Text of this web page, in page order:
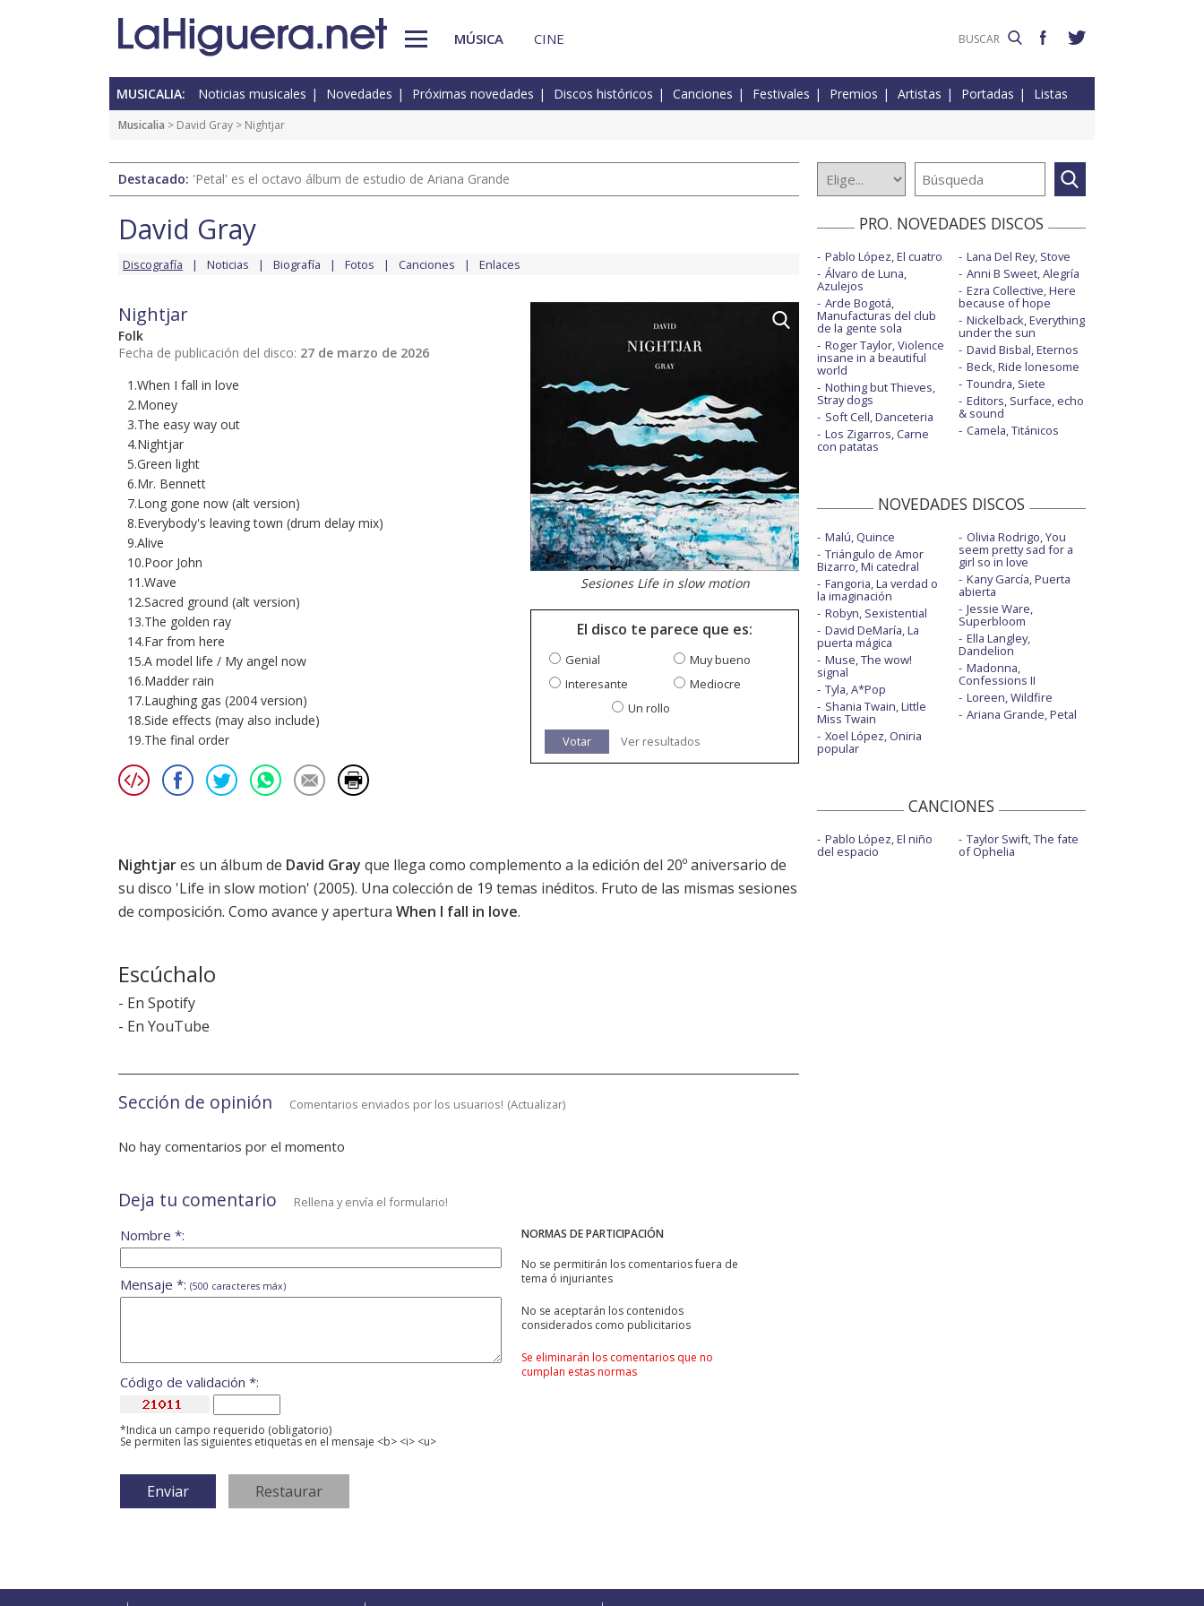
MÚSICA CINE
MUSICALIA: Noticias musicales Novedades Próximas novedades Discos históricos Canciones Festivales Premios Artistas Portadas Listas
Musicalia > David Gray > Nightjar
Destacado: 'Petal' es el octavo álbum de estudio de Ariana Grande
David Gray
Discografía Noticias Biografía Fotos Canciones Enlaces
Nightjar
Folk
Fecha de publicación del disco: 27 de marzo de 2026
1.When I fall in love
2.Money
3.The easy way out
4.Nightjar
5.Green light
6.Mr. Bennett
7.Long gone now (alt version)
8.Everybody's leaving town (drum delay mix)
9.Alive
10.Poor John
11.Wave
12.Sacred ground (alt version)
13.The golden ray
14.Far from here
15.A model life / My angel now
16.Madder rain
17.Laughing gas (2004 version)
18.Side effects (may also include)
19.The final order
Sesiones Life in slow motion
El disco te parece que es:
Genial
Muy bueno
Interesante
Mediocre
Un rollo
Votar Ver resultados
Nightjares un álbum de David Gray que llega como complemento a la edición del 20º aniversario de
su disco 'Life in slow motion' (2005). Una colección de 19 temas inéditos. Fruto de las mismas sesiones
de composición. Como avance y apertura When I fall in love.
Escúchalo
- En Spotify
- En YouTube
Sección de opinión Comentarios enviados por los usuarios! (Actualizar)
No hay comentarios por el momento
Deja tu comentario Rellena y envía el formulario!
NORMAS DE PARTICIPACIÓN
No se permitirán los comentarios fuera de
tema ó injuriantes
No se aceptarán los contenidos
considerados como publicitarios
Se eliminarán los comentarios que no
cumplan estas normas
Nombre *:
Mensaje *: (500 caracteres máx)
Código de validación *:
*Indica un campo requerido (obligatorio)
Se permiten las siguientes etiquetas en el mensaje <b> <i> <u>
PRO. NOVEDADES DISCOS
Pablo López, El cuatro
Álvaro de Luna,
Azulejos
Arde Bogotá,
Manufacturas del club
de la gente sola
Roger Taylor, Violence
insane in a beautiful
world
Nothing but Thieves,
Stray dogs
Soft Cell, Danceteria
Los Zigarros, Carne
con patatas
Lana Del Rey, Stove
Anni B Sweet, Alegría
Ezra Collective, Here
because of hope
Nickelback, Everything
under the sun
David Bisbal, Eternos
Beck, Ride lonesome
Toundra, Siete
Editors, Surface, echo
& sound
Camela, Titánicos
NOVEDADES DISCOS
Malú, Quince
Triángulo de Amor
Bizarro, Mi catedral
Fangoria, La verdad o
la imaginación
Robyn, Sexistential
David DeMaría, La
puerta mágica
Muse, The wow!
signal
Tyla, A*Pop
Shania Twain, Little
Miss Twain
Xoel López, Oniria
popular
Olivia Rodrigo, You
seem pretty sad for a
girl so in love
Kany García, Puerta
abierta
Jessie Ware,
Superbloom
Ella Langley,
Dandelion
Madonna,
Confessions II
Loreen, Wildfire
Ariana Grande, Petal
CANCIONES
Pablo López, El niño
del espacio
Taylor Swift, The fate
of Ophelia